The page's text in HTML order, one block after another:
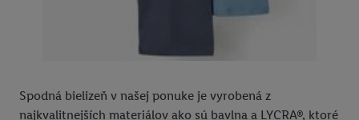
Spodná bielizeň v našej ponuke je vyrobená z
najkvalitnejších materiálov ako sú bavlna a LYCRA®, ktoré